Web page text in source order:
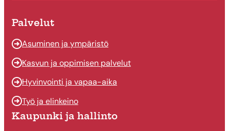
Palvelut
Asuminen ja ympäristö
Kasvun ja oppimisen palvelut
Hyvinvointi ja vapaa-aika
Työ ja elinkeino
Kaupunki ja hallinto